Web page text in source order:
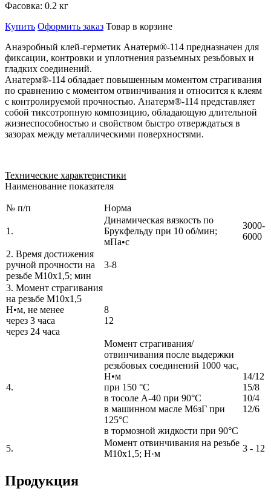
Фасовка: 0.2 кг
Купить Оформить заказ Товар в корзине
Анаэробный клей-герметик Анатерм®-114 предназначен для
фиксации, контровки и уплотнения разъемных резьбовых и
гладких соединений.
Анатерм®-114 обладает повышенным моментом страгивания
по сравнению с моментом отвинчивания и относится к клеям
с контролируемой прочностью. Анатерм®-114 представляет
собой тиксотропную композицию, обладающую длительной
жизнеспособностью и свойством быстро отверждаться в
зазорах между металлическими поверхностями.
Технические характеристики
Наименование показателя
№ п/п Норма
1.
Динамическая вязкость по
Брукфельду при 10 об/мин;
мПа•с
3000-
6000
2. Время достижения
ручной прочности на
резьбе М10х1,5; мин
3-8
3. Момент страгивания
на резьбе М10х1,5
Н•м, не менее
через 3 часа
через 24 часа
8
12
4.
Момент страгивания/
отвинчивания после выдержки
резьбовых соединений 1000 час,
Н•м
при 150 °С
в тосоле А-40 при 90°С
в машинном масле М6зГ при
125°С
в тормозной жидкости при 90°С
14/12
15/8
10/4
12/6
5.
Момент отвинчивания на резьбе
М10х1,5; Н·м
3 - 12
Продукция